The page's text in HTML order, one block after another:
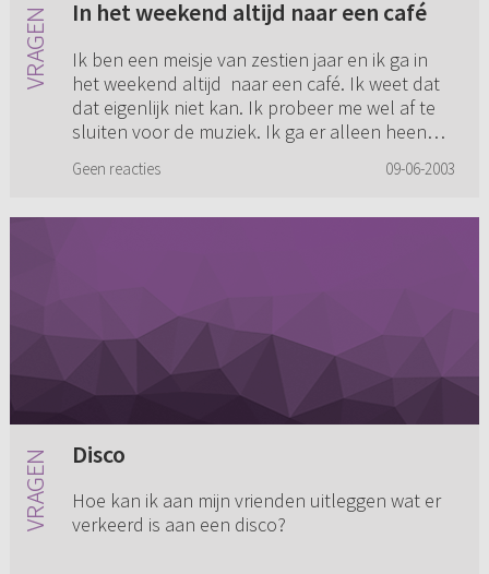
In het weekend altijd naar een café
Ik ben een meisje van zestien jaar en ik ga in
het weekend altijd naar een café. Ik weet dat
dat eigenlijk niet kan. Ik probeer me wel af te
sluiten voor de muziek. Ik ga er alleen heen
Geen reacties 09-06-2003
Disco
Hoe kan ik aan mijn vrienden uitleggen wat er
verkeerd is aan een disco?